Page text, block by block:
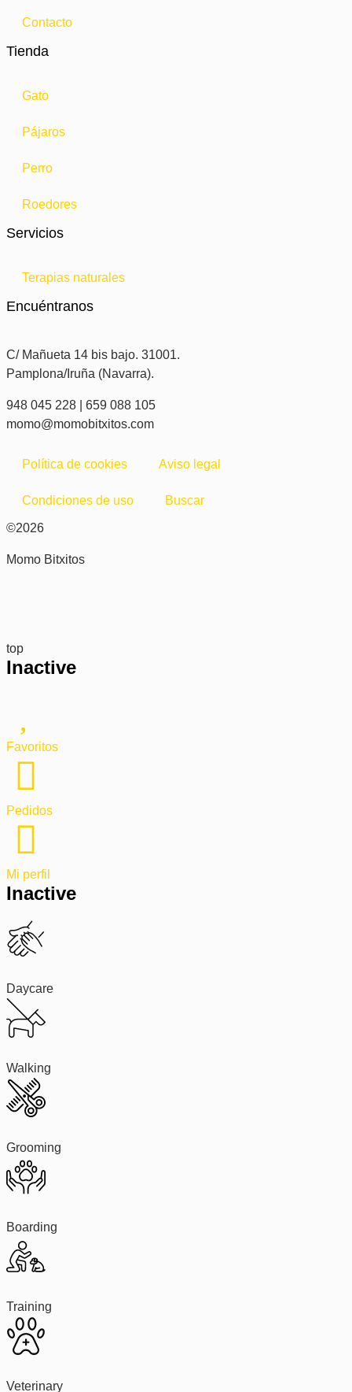
Contacto
Tienda
Gato
Pájaros
Perro
Roedores
Servicios
Terapias naturales
Encuéntranos
C/ Mañueta 14 bis bajo. 31001.
Pamplona/Iruña (Navarra).
948 045 228 | 659 088 105
momo@momobitxitos.com
Política de cookies Aviso legal
Condiciones de uso Buscar
©2026
Momo Bitxitos
top
Inactive
Favoritos
Pedidos
Mi perfil
Inactive
Daycare
Walking
Grooming
Boarding
Training
Veterinary